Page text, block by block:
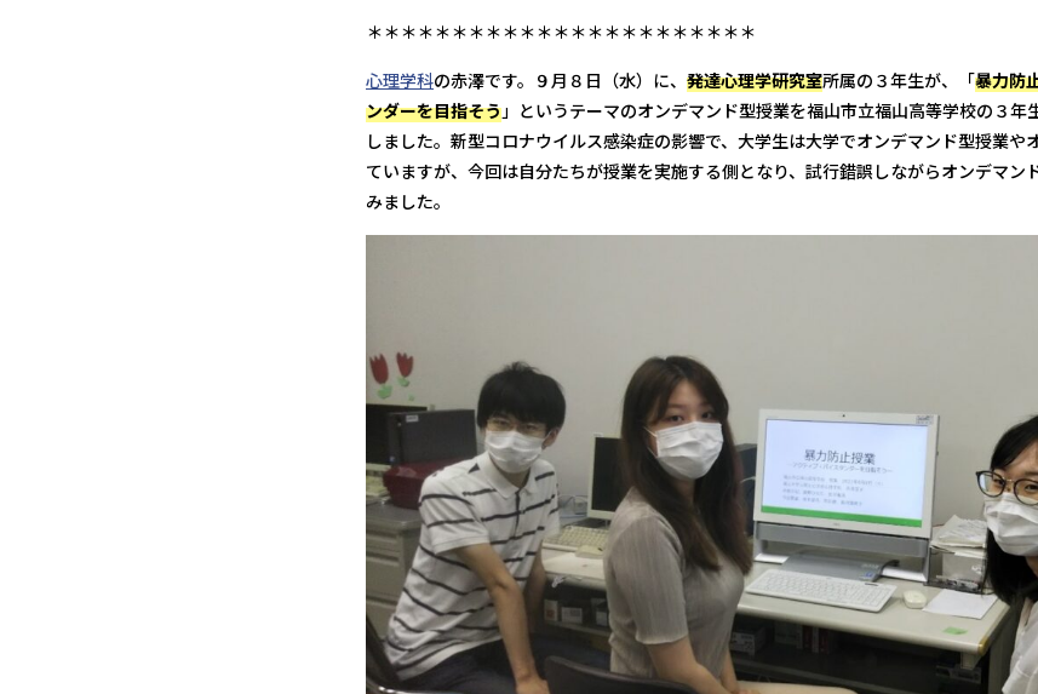
＊＊＊＊＊＊＊＊＊＊＊＊＊＊＊＊＊＊＊＊＊＊＊
心理学科の赤澤です。９月８日（水）に、 発達心理学研究室所属の３年生が、「暴力防
ンダーを目指そう」というテーマのオンデマンド型授業を福山市立福山高等学校の３年
しました。新型コロナウイルス感染症の影響で、大学生は大学でオンデマンド型授業や
ていますが、今回は自分たちが授業を実施する側となり、試行錯誤しながらオンデマン
みました。